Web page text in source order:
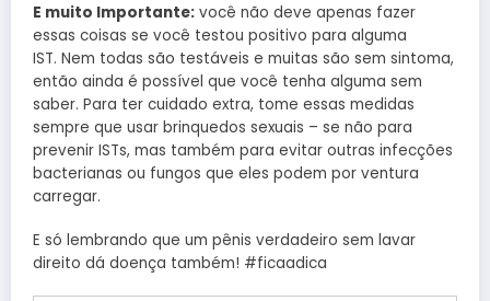
E muito Importante: você não deve apenas fazer
essas coisas se você testou positivo para alguma
IST. Nem todas são testáveis ​​e muitas são sem sintoma,
então ainda é possível que você tenha alguma sem
saber. Para ter cuidado extra, tome essas medidas
sempre que usar brinquedos sexuais – se não para
prevenir ISTs, mas também para evitar outras infecções
bacterianas ou fungos que eles podem por ventura
carregar.
E só lembrando que um pênis verdadeiro sem lavar
direito dá doença também! #ficaadica